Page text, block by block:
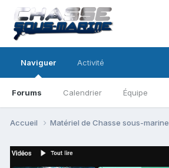
Naviguer
Forums Calendrier Équipe
Activité
Accueil Matériel de Chasse sous-marine